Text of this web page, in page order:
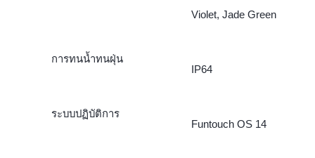
Violet, Jade Green
การทนน้ำทนฝุ่น
IP64
ระบบปฏิบัติการ
Funtouch OS 14